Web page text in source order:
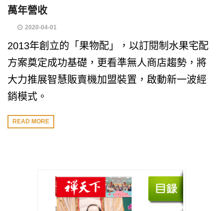
萬年營收
2020-04-01
2013年創立的「果物配」，以訂閱制水果宅配
方案奠定成功基礎，更看準無人商店趨勢，將
大力推展智慧販賣機加盟裝置，啟動新一波經
銷模式。
READ MORE